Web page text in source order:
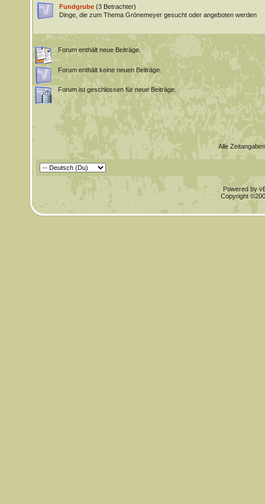
Fundgrube (3 Betrachter)
Dinge, die zum Thema Grönemeyer gesucht oder angeboten werden
Forum enthält neue Beiträge.
Forum enthält keine neuen Beiträge.
Forum ist geschlossen für neue Beiträge.
Alle
Powered by
Copyright